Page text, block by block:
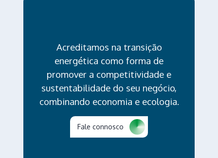
Acreditamos na transição
energética como forma de
promover a competitividade e
sustentabilidade do seu negócio,
combinando economia e ecologia.
Fale connosco